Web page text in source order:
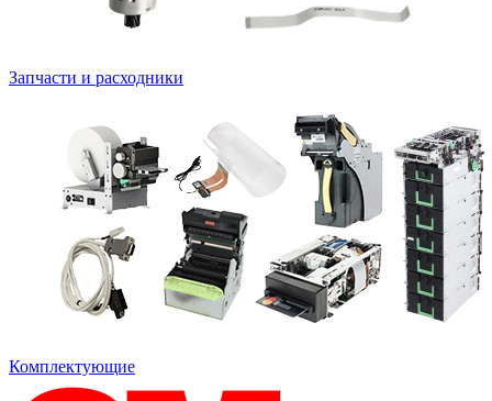
Запчасти и расходники
Комплектующие